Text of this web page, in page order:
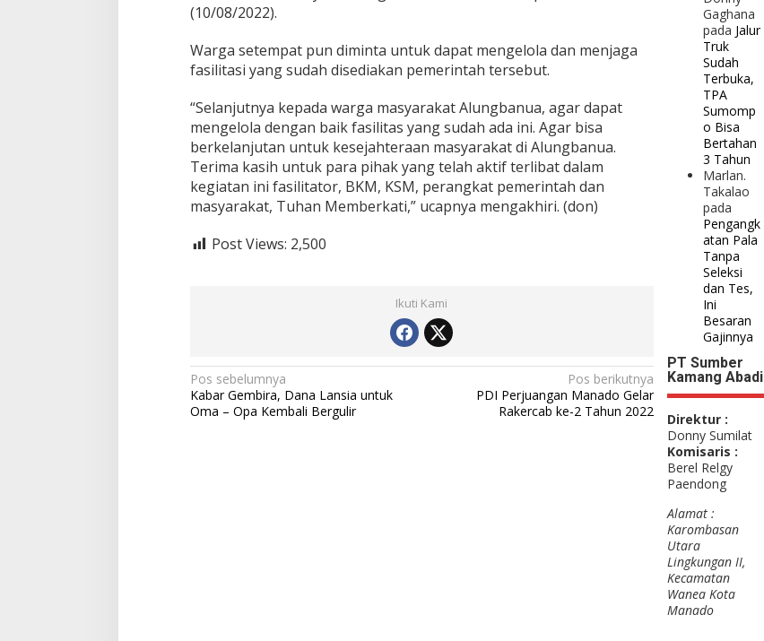
(10/08/2022).
Warga setempat pun diminta untuk dapat mengelola dan menjaga
fasilitasi yang sudah disediakan pemerintah tersebut.
“Selanjutnya kepada warga masyarakat Alungbanua, agar dapat
mengelola dengan baik fasilitas yang sudah ada ini. Agar bisa
berkelanjutan untuk kesejahteraan masyarakat di Alungbanua.
Terima kasih untuk para pihak yang telah aktif terlibat dalam
kegiatan ini fasilitator, BKM, KSM, perangkat pemerintah dan
masyarakat, Tuhan Memberkati,” ucapnya mengakhiri. (don)
Post Views: 2,500
Ikuti Kami
N
a
Pos sebelumnya
Kabar Gembira, Dana Lansia untuk
Oma – Opa Kembali Bergulir
Pos berikutnya
PDI Perjuangan Manado Gelar
Rakercab ke-2 Tahun 2022
Gaghana
pada Jalur
Truk
Sudah
Terbuka,
TPA
Sumomp
o Bisa
Bertahan
3 Tahun
Marlan.
Takalao
pada
Pengangk
atan Pala
Tanpa
Seleksi
dan Tes,
Ini
Besaran
Gajinnya
PT Sumber
Kamang Abadi
Direktur :
Donny Sumilat
Komisaris :
Berel Relgy
Paendong
Alamat :
Karombasan
Utara
Lingkungan II,
Kecamatan
Wanea Kota
Manado